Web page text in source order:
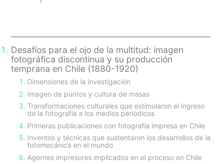
Desafíos para el ojo de la multitud: imagen
fotográfica discontinua y su producción
temprana en Chile (1880-1920)
Dimensiones de la investigación
Imagen de puntos y cultura de masas
Transformaciones culturales que estimularon el ingreso
de la fotografía a los medios periódicos
Primeras publicaciones con fotografía impresa en Chile
Inventos y técnicas que sustentaron los desarrollos de la
fotomecánica en el mundo
Agentes impresores implicados en el proceso en Chile